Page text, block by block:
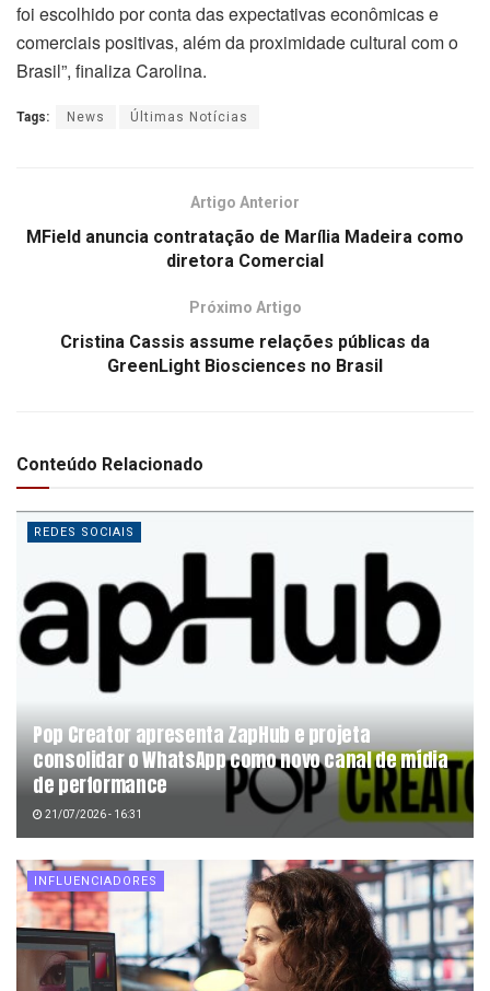
foi escolhido por conta das expectativas econômicas e
comerciais positivas, além da proximidade cultural com o
Brasil”, finaliza Carolina.
Tags: News Últimas Notícias
Artigo Anterior
MField anuncia contratação de Marília Madeira como
diretora Comercial
Próximo Artigo
Cristina Cassis assume relações públicas da
GreenLight Biosciences no Brasil
Conteúdo Relacionado
REDES SOCIAIS
Pop Creator apresenta ZapHub e projeta
consolidar o WhatsApp como novo canal de mídia
de performance
21/07/2026 - 16:31
INFLUENCIADORES